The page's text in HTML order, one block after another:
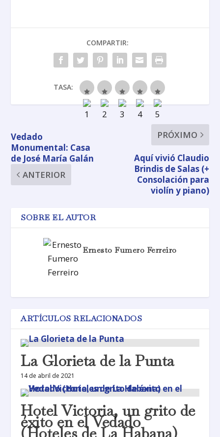
COMPARTIR:
TASA:
Vedado
Monumental: Casa
de José María Galán
ANTERIOR
PRÓXIMO
Aquí vivió Claudio
Brindis de Salas (+
Consolación para
violín y piano)
SOBRE EL AUTOR
Ernesto Fumero Ferreiro
ARTÍCULOS RELACIONADOS
La Glorieta de la Punta
14 de abril de 2021
Hotel Victoria, un grito de
éxito en el Vedado